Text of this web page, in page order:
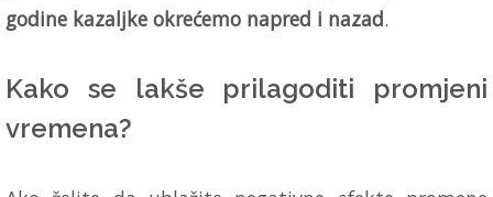
godine kazaljke okrećemo napred i nazad.
Kako se lakše prilagoditi promjeni
vremena?